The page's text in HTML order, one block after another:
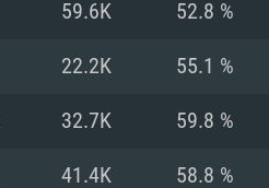
)
버전
)
상
네트워
여유
이버를
해상도
와 동
지원하
59.6K 52.8 %
22.2K 55.1 %
32.7K 59.8 %
41.4K 58.8 %